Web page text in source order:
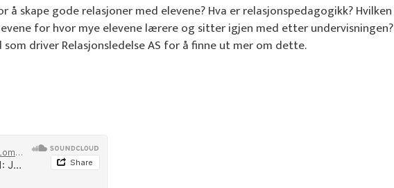
skape gode relasjoner med elevene? Hva er relasjonspedagogikk? Hvilken
for hvor mye elevene lærere og sitter igjen med etter undervisningen?
som driver Relasjonsledelse AS for å finne ut mer om dette.